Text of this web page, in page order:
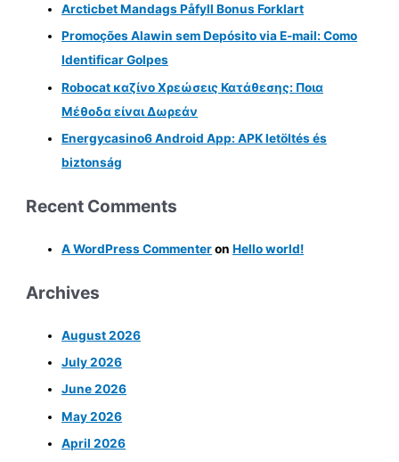
Arcticbet Mandags Påfyll Bonus Forklart
Promoções Alawin sem Depósito via E-mail: Como
Identificar Golpes
Robocat καζίνο Χρεώσεις Κατάθεσης: Ποια
Μέθοδα είναι Δωρεάν
Energycasino6 Android App: APK letöltés és
biztonság
Recent Comments
A WordPress CommenteronHello world!
Archives
August 2026
July 2026
June 2026
May 2026
April 2026